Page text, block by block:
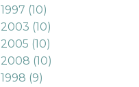
1997 (10)
2003 (10)
2005 (10)
2008 (10)
1998 (9)